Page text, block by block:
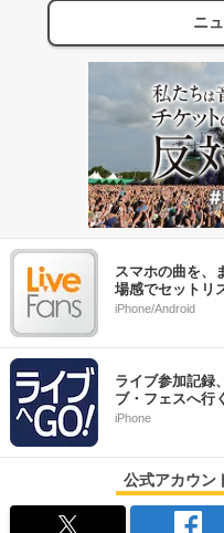
ニ
スマホの曲を、
場感でセットリ
iPhone/Android
ライブ参加記録
ブ・フェスへ行
iPhone
公式アカウン